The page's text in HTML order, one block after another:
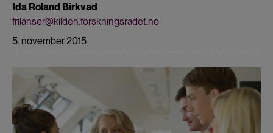
Ida Roland Birkvad
frilanser@kilden.forskningsradet.no
5. november 2015